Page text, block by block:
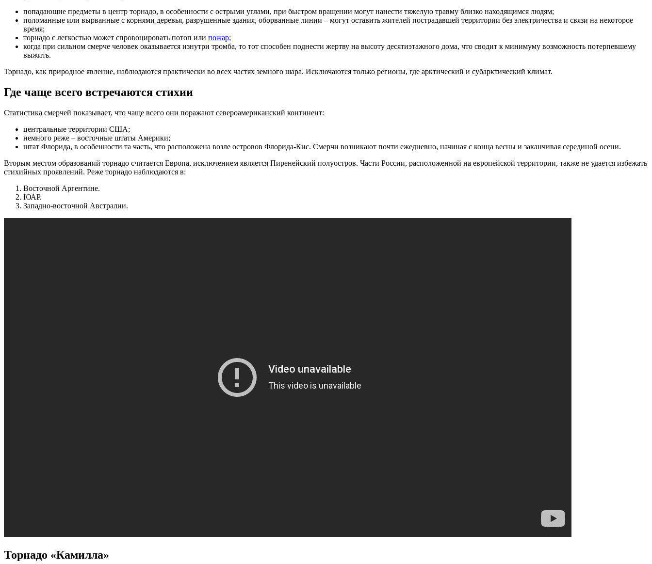
попадающие предметы в центр торнадо, в особенности с острыми углами, при быстром вращении могут нанести тяжелую травму близко находящимся людям;
поломанные или вырванные с корнями деревья, разрушенные здания, оборванные линии – могут оставить жителей пострадавшей территории без электричества и связи на некоторое
время;
торнадо с легкостью может спровоцировать потоп или пожар;
когда при сильном смерче человек оказывается изнутри тромба, то тот способен поднести жертву на высоту десятиэтажного дома, что сводит к минимуму возможность потерпевшему
выжить.
Торнадо, как природное явление, наблюдаются практически во всех частях земного шара. Исключаются только регионы, где арктический и субарктический климат.
Где чаще всего встречаются стихии
Статистика смерчей показывает, что чаще всего они поражают североамериканский континент:
центральные территории США;
немного реже – восточные штаты Америки;
штат Флорида, в особенности та часть, что расположена возле островов Флорида-Кис. Смерчи возникают почти ежедневно, начиная с конца весны и заканчивая серединой осени.
Вторым местом образований торнадо считается Европа, исключением является Пиренейский полуостров. Части России, расположенной на европейской территории, также не удается избежать
стихийных проявлений. Реже торнадо наблюдаются в:
Восточной Аргентине.
ЮАР.
Западно-восточной Австралии.
Торнадо «Камилла»